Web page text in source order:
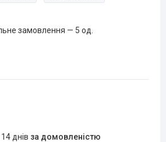
замовлення — 5 од.
днів за домовленістю